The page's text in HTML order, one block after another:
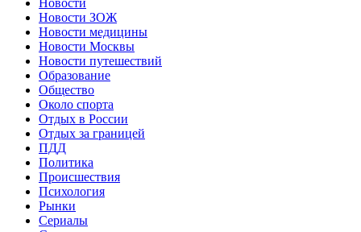
Новости ЗОЖ
Новости медицины
Новости Москвы
Новости путешествий
Образование
Общество
Около спорта
Отдых в России
Отдых за границей
ПДД
Политика
Происшествия
Психология
Рынки
Сериалы